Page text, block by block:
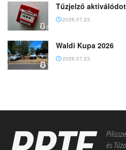
Tűzjelző
2026.07.23.
Waldi Kupa 2026
2026.07.23.